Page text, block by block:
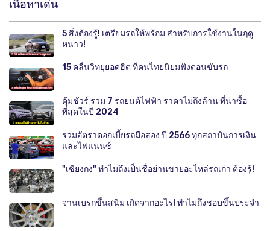
เนื้อหาเด่น
5 สิ่งต้องรู้! เตรียมรถให้พร้อม สำหรับการใช้งานในฤดู
หนาว!
15 คลื่นวิทยุยอดฮิต ที่คนไทยนิยมฟังตอนขับรถ
คุ้มชัวร์ รวม 7 รถยนต์ไฟฟ้า ราคาไม่ถึงล้าน ที่น่าซื้อ
ที่สุดในปี 2024
รวมอัตราดอกเบี้ยรถมือสอง ปี 2566 ทุกสถาบันการเงิน
และไฟแนนซ์
"เซียงกง" ทำไมถึงเป็นชื่อย่านขายอะไหล่รถเก่า ต้องรู้!
จานเบรกขึ้นสนิม เกิดจากอะไร! ทำไมถึงชอบขึ้นประจำ